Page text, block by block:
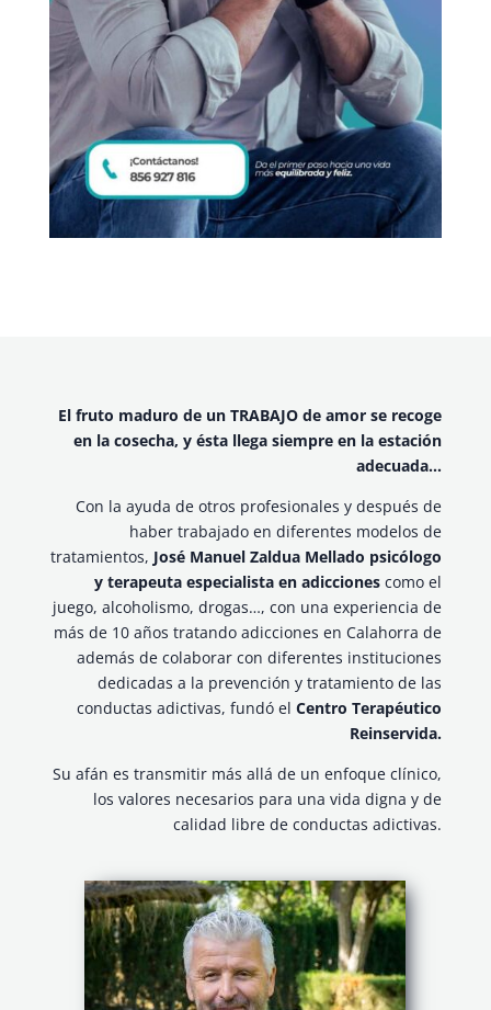
El fruto maduro de un TRABAJO de amor se recoge
en la cosecha, y ésta llega siempre en la estación
adecuada…
Con la ayuda de otros profesionales y después de
haber trabajado en diferentes modelos de
tratamientos, José Manuel Zaldua Mellado psicólogo
y terapeuta especialista en adicciones como el
juego, alcoholismo, drogas…, con una experiencia de
más de 10 años tratando adicciones en Calahorra de
además de colaborar con diferentes instituciones
dedicadas a la prevención y tratamiento de las
conductas adictivas, fundó elCentro Terapéutico
Reinservida.
Su afán es transmitir más allá de un enfoque clínico,
los valores necesarios para una vida digna y de
calidad libre de conductas adictivas.